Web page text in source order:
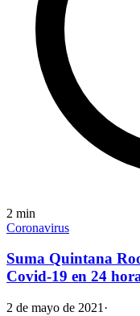
2 min
Coronavirus
Suma Quintana
Covid-19 en 24
2 de mayo de 2021 ·